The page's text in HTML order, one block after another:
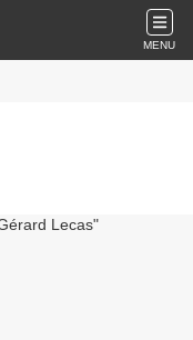
MENU